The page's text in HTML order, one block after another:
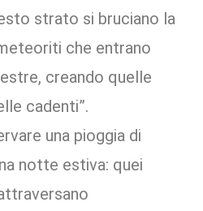
strato si bruciano la
che entrano
creando quelle
cadenti”.
una pioggia di
notte estiva: quei